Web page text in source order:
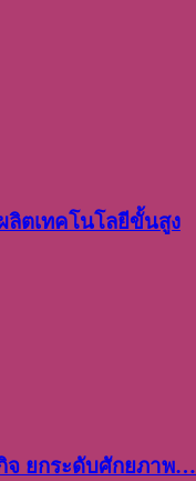
ลิตเทคโนโลยีขั้นสูง
จ ยกระดับศักยภาพ…